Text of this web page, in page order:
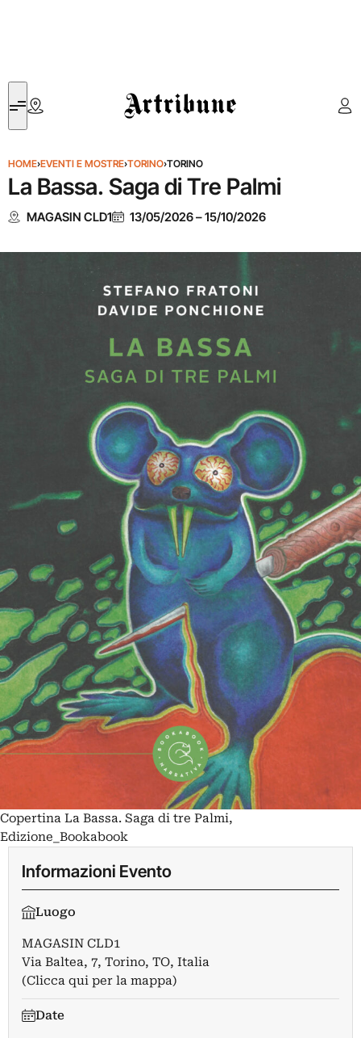
Artribune
HOME›EVENTI E MOSTRE›TORINO›TORINO
La Bassa. Saga di Tre Palmi
MAGASIN CLD1 13/05/2026–15/10/2026
Copertina La Bassa. Saga di tre Palmi,
Edizione_Bookabook
Informazioni Evento
Luogo
MAGASIN CLD1
Via Baltea, 7, Torino, TO, Italia
(Clicca qui per la mappa)
Date